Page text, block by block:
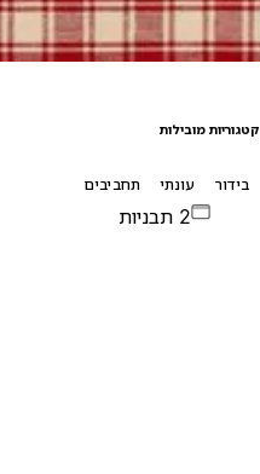
קטגוריות מובילות
בידור עונתי תחביבים
2 תבניות